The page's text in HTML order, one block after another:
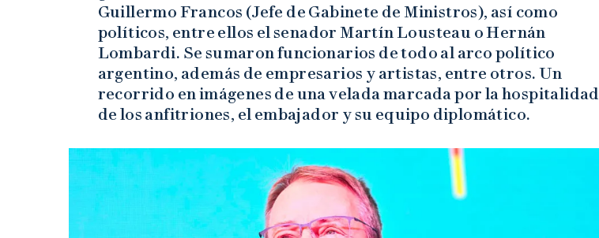
Guillermo Francos (Jefe de Gabinete de Ministros), así como
políticos, entre ellos el senador Martín Lousteau o Hernán
Lombardi. Se sumaron funcionarios de todo al arco político
argentino, además de empresarios y artistas, entre otros. Un
recorrido en imágenes de una velada marcada por la hospitalidad
de los anfitriones, el embajador y su equipo diplomático.